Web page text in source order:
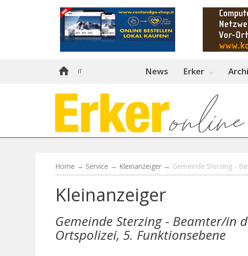
IT News Erker
Home → Service → Kleinanzeiger → Gemeinde Sterzing -
Kleinanzeiger
Gemeinde Sterzing - Beamter/in
Ortspolizei, 5. Funktionsebene